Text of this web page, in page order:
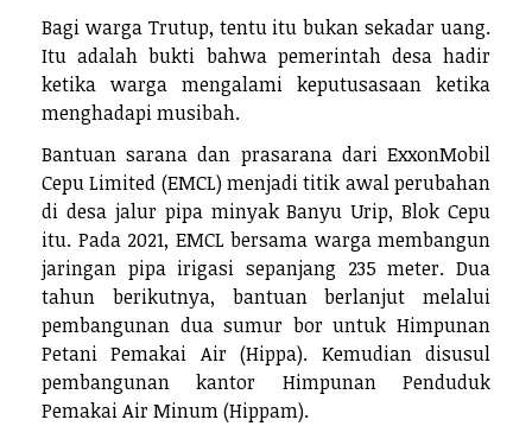
Bagi warga Trutup, tentu itu bukan sekadar uang.
Itu adalah bukti bahwa pemerintah desa hadir
ketika warga mengalami keputusasaan ketika
menghadapi musibah.
Bantuan sarana dan prasarana dari ExxonMobil
Cepu Limited (EMCL) menjadi titik awal perubahan
di desa jalur pipa minyak Banyu Urip, Blok Cepu
itu. Pada 2021, EMCL bersama warga membangun
jaringan pipa irigasi sepanjang 235 meter. Dua
tahun berikutnya, bantuan berlanjut melalui
pembangunan dua sumur bor untuk Himpunan
Petani Pemakai Air (Hippa). Kemudian disusul
pembangunan kantor Himpunan Penduduk
Pemakai Air Minum (Hippam).